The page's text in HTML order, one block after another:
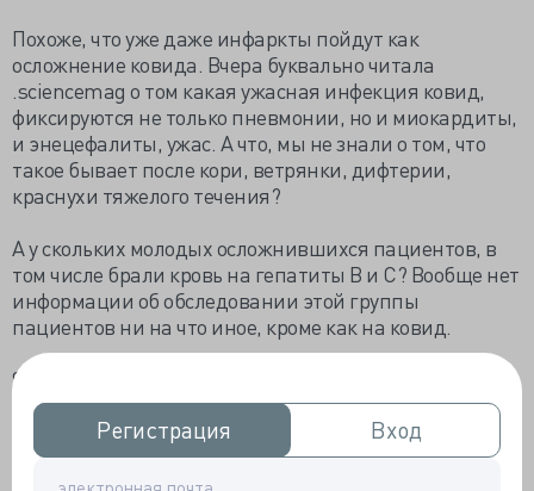
Регистрация
Регистрация Вход
Вход
Похоже, что уже даже инфаркты пойдут как
осложнение ковида. Вчера буквально читала
.sciencemag о том какая ужасная инфекция ковид,
фиксируются не только пневмонии, но и миокардиты,
и энецефалиты, ужас. А что, мы не знали о том, что
такое бывает после кори, ветрянки, дифтерии,
краснухи тяжелого течения?
А у скольких молодых осложнившихся пациентов, в
том числе брали кровь на гепатиты В и С? Вообще нет
информации об обследовании этой группы
пациентов ни на что иное, кроме как на ковид.
Я прошлась по форумам рентгенологов, спросила и
там главного рентгенолога Г. Москвы , который сейчас
активно обучает диагностировать ковидные
пневмонии: в чем специфика? Как можно прям
посмотреть на снимок и сказать - это ковид?